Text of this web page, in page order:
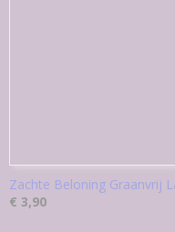
Zachte Beloning Graanvrij
€ 3,90